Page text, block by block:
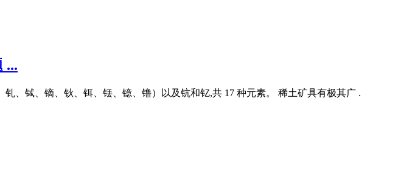
...
、铽、镝、钬、铒、铥、镱、镥）以及钪和钇,共 17 种元素。 稀土矿具有极其广 .